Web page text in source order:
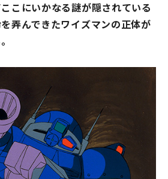
こにいかなる謎が隠されている
弄んできたワイズマンの正体が